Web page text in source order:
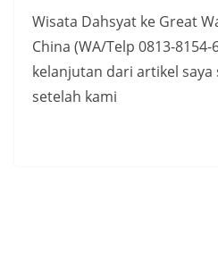
Wisata Dahsyat ke Great
China (WA/Telp 0813-
kelanjutan dari artikel
setelah kami